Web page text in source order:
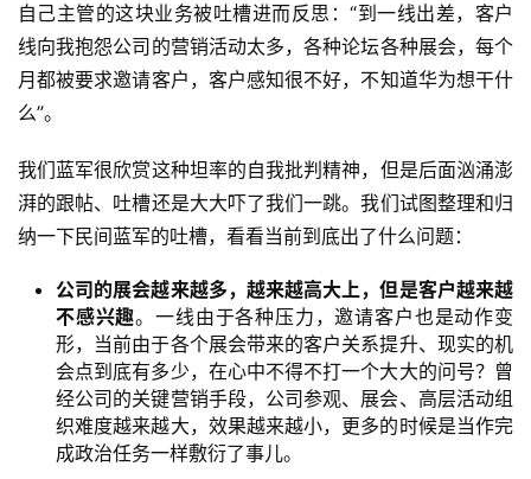
自己主管的这块业务被吐槽进而反思：“到一线出差，客户
线向我抱怨公司的营销活动太多，各种论坛各种展会，每个
月都被要求邀请客户，客户感知很不好，不知道华为想干什
么”。
我们蓝军很欣赏这种坦率的自我批判精神，但是后面汹涌澎
湃的跟帖、吐槽还是大大吓了我们一跳。我们试图整理和归
纳一下民间蓝军的吐槽，看看当前到底出了什么问题：
公司的展会越来越多，越来越高大上，但是客户越来越
不感兴趣。一线由于各种压力，邀请客户也是动作变
形，当前由于各个展会带来的客户关系提升、现实的机
会点到底有多少，在心中不得不打一个大大的问号？曾
经公司的关键营销手段，公司参观、展会、高层活动组
织难度越来越大，效果越来越小，更多的时候是当作完
成政治任务一样敷衍了事儿。